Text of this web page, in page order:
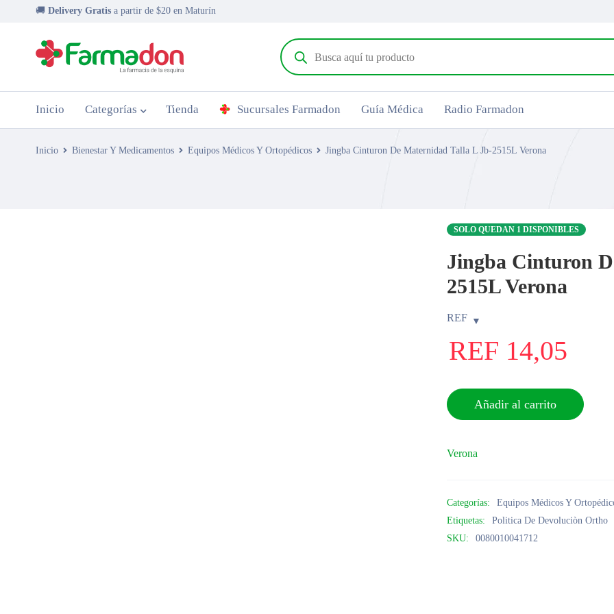
🚚 Delivery Gratis a partir de $20 en Maturín
Inicio Categorías Tienda Sucursales Farmadon Guía Médica Radio Farmadon
Inicio Bienestar Y Medicamentos Equipos Médicos Y Ortopédicos Jingba Cinturon De Maternidad Talla L Jb-2515L Verona
SOLO QUEDAN 1 DISPONIBLES
Jingba Cinturon
2515L Verona
REF
REF 14,05
Añadir al carrito
Verona
Categorías:
Equipos Médicos Y
Etiquetas:
Politica De Devoluciòn Ortho
SKU:
0080010041712